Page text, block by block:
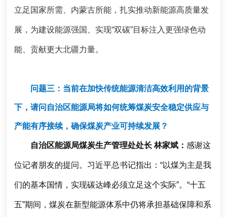
立足国家所需、内蒙古所能，扎实推动新能源高质量发
展，为建设能源强国、实现“双碳”目标注入更强绿色动
能、贡献更大北疆力量。
问题三：当前在加快传统能源清洁高效利用的背景
下，请问自治区能源局将如何统筹煤炭安全稳定供应与
产能有序接续，确保煤炭产业可持续发展？
自治区能源局煤炭生产管理处处长 林家斌：感谢这
位记者朋友的提问。 习近平总书记指出：“以煤为主是我
们的基本国情，实现碳达峰必须立足这个实际”。“十五
五”期间，煤炭在新型能源体系中仍将承担基础保障和系